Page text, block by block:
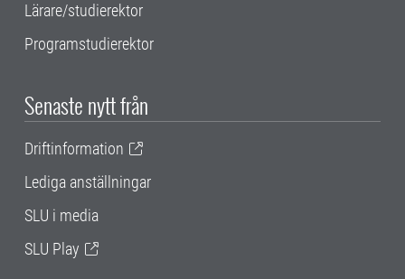
Lärare/studierektor
Programstudierektor
Senaste nytt från
Driftinformation
Lediga anställningar
SLU i media
SLU Play